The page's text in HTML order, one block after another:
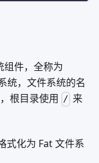
组件，全称为
统，文件系统的名
根目录使用 / 来
式化为 Fat 文件系